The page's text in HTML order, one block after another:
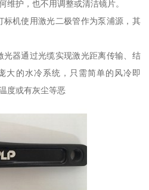
维护，也不用调整或清洁镜片。
机使用激光二极管作为泵浦源，其
器通过光缆实现激光距离传输、结
大的水冷系统，只需简单的风冷即
度或有灰尘等恶